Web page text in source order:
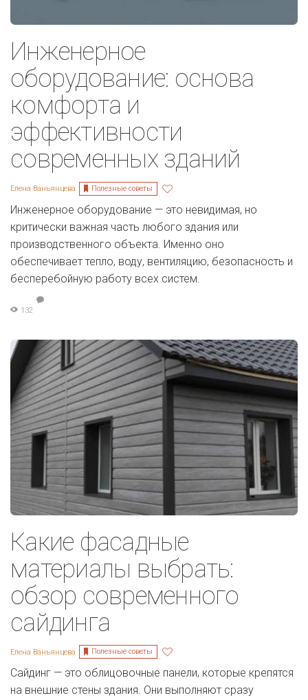
Инженерное
оборудование: основа
комфорта и
эффективности
современных зданий
Елена Ваньянцева Полезные советы
Инженерное оборудование — это невидимая, но
критически важная часть любого здания или
производственного объекта. Именно оно
обеспечивает тепло, воду, вентиляцию, безопасность и
бесперебойную работу всех систем.
132
Какие фасадные
материалы выбрать:
обзор современного
сайдинга
Елена Ваньянцева Полезные советы
Сайдинг — это облицовочные панели, которые крепятся
на внешние стены здания. Они выполняют сразу